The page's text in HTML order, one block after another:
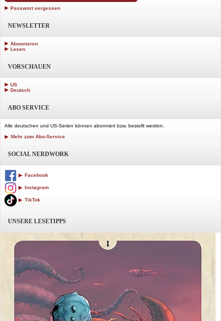
Passwort vergessen
NEWSLETTER
Abonnieren
Lesen
VORSCHAUEN
US
Deutsch
ABO SERVICE
Alle deutschen und US-Serien können abonniert bzw. bestellt werden.
Mehr zum Abo-Service
SOCIAL NERDWORK
Facebook
Instagram
TikTok
UNSERE LESETIPPS